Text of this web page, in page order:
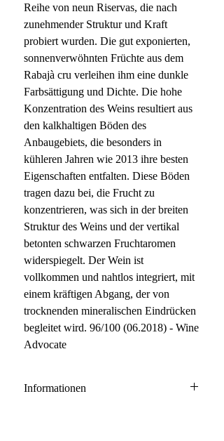
Reihe von neun Riservas, die nach
zunehmender Struktur und Kraft
probiert wurden. Die gut exponierten,
sonnenverwöhnten Früchte aus dem
Rabajà cru verleihen ihm eine dunkle
Farbsättigung und Dichte. Die hohe
Konzentration des Weins resultiert aus
den kalkhaltigen Böden des
Anbaugebiets, die besonders in
kühleren Jahren wie 2013 ihre besten
Eigenschaften entfalten. Diese Böden
tragen dazu bei, die Frucht zu
konzentrieren, was sich in der breiten
Struktur des Weins und der vertikal
betonten schwarzen Fruchtaromen
widerspiegelt. Der Wein ist
vollkommen und nahtlos integriert, mit
einem kräftigen Abgang, der von
trocknenden mineralischen Eindrücken
begleitet wird. 96/100 (06.2018) - Wine
Advocate
Informationen